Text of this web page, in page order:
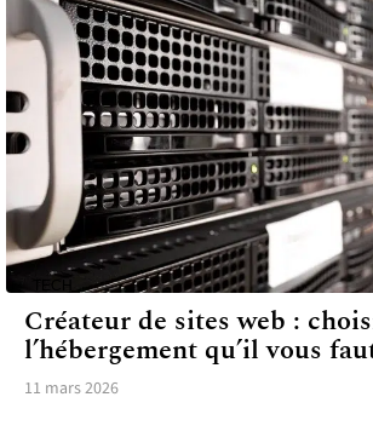
TECH
Créateur de sites web :
l’hébergement qu’il vous
11 mars 2026